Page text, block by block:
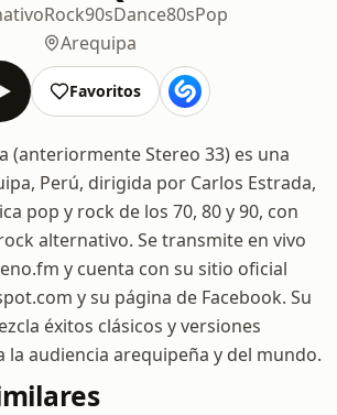
Rock90sDance80sPop
Arequipa
Favoritos
(anteriormente Stereo 33) es una
Perú, dirigida por Carlos Estrada,
pop y rock de los 70, 80 y 90, con
alternativo. Se transmite en vivo
y cuenta con su sitio oficial
y su página de Facebook. Su
éxitos clásicos y versiones
la audiencia arequipeña y del mundo.